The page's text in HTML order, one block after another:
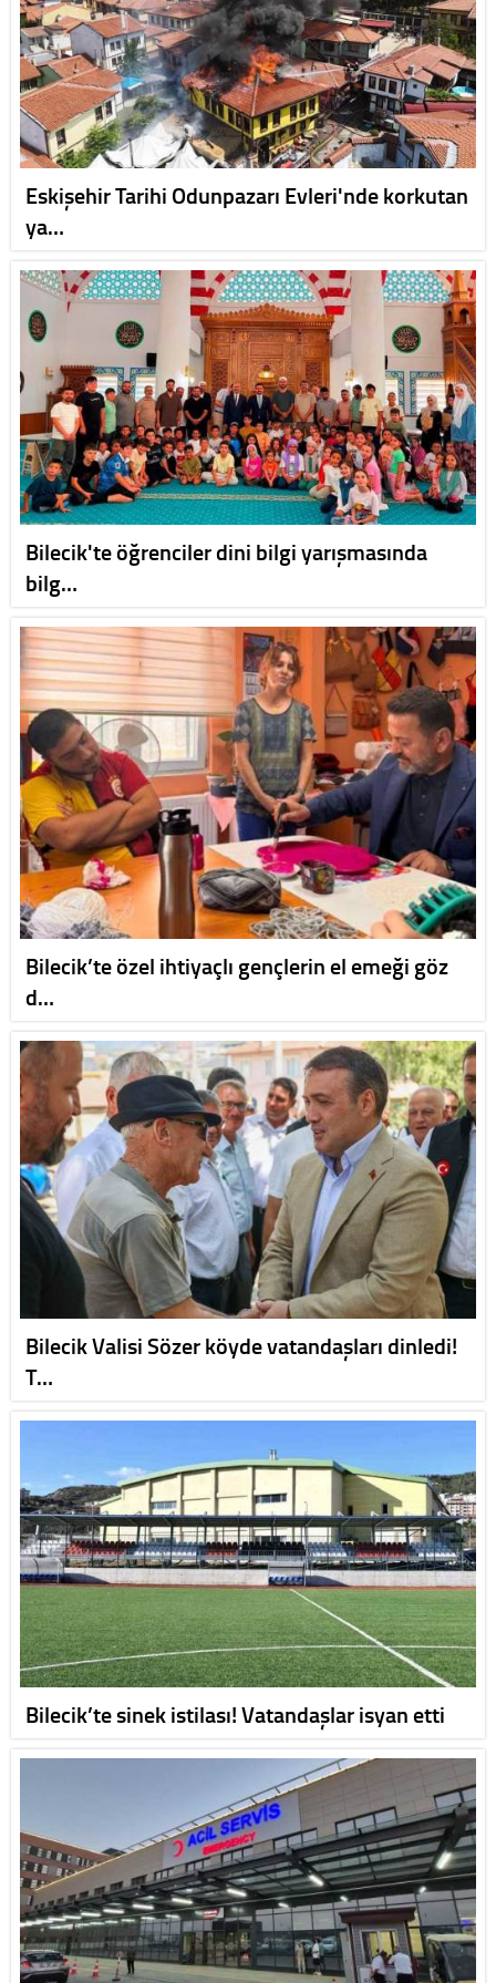
Eskişehir Tarihi Odunpazarı Evleri'nde korkutan
ya…
Bilecik'te öğrenciler dini bilgi yarışmasında
bilg…
Bilecik’te özel ihtiyaçlı gençlerin el emeği göz
d…
Bilecik Valisi Sözer köyde vatandaşları dinledi!
T…
Bilecik’te sinek istilası! Vatandaşlar isyan etti